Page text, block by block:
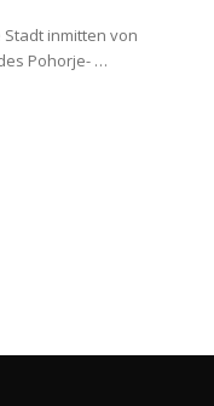
inmitten von
Pohorje- …